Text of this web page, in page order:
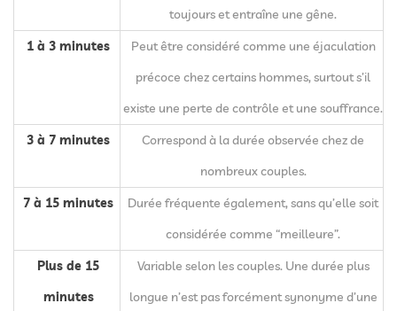
toujours et entraîne une gêne.
1 à 3 minutes
Peut être considéré comme une éjaculation
précoce chez certains hommes, surtout s’il
existe une perte de contrôle et une souffrance.
3 à 7 minutes
Correspond à la durée observée chez de
nombreux couples.
7 à 15 minutes
Durée fréquente également, sans qu’elle soit
considérée comme “meilleure”.
Plus de 15
minutes
Variable selon les couples. Une durée plus
longue n’est pas forcément synonyme d’une